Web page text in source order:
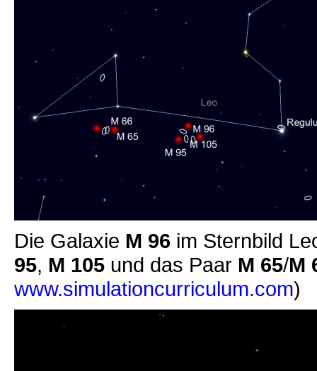
Die Galaxie M 96 im Sternbild
95, M 105 und das Paar M 65/M
www.simulationcurriculum.com)